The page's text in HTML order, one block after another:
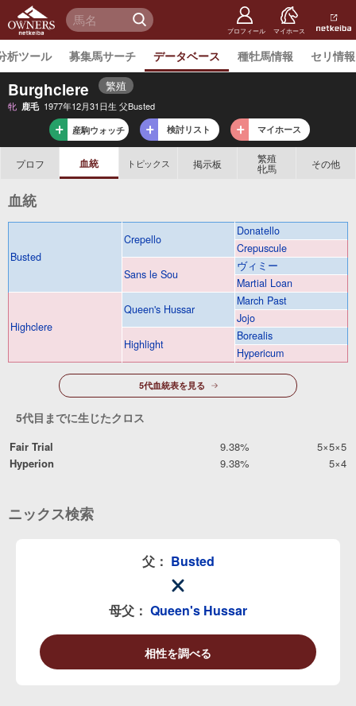
netkeiba
オーナー
ズ プロフィール マイホース
析ツール 募集馬サーチ データベース 種牡馬情報 セリ情報
Burghclere 繁殖
牝 鹿毛 1977年12月31日生 父Busted
産駒ウォッチ 検討リスト マイホース
プロフ 血統 トピックス 掲示板 繁殖
牝馬 その他
血統
Busted
Crepello
Donatello
Crepuscule
Sans le Sou
ヴィミー
Martial Loan
Highclere
Queen's Hussar
March Past
Jojo
Highlight
Borealis
Hypericum
5代血統表を見る
5代目までに生じたクロス
Fair Trial 9.38%
5×5×5
Hyperion
9.38% 5×4
ニックス検索
父： Busted
母父： Queen's Hussar
相性を調べる